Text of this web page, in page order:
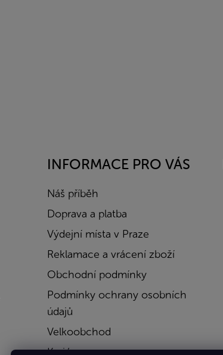
INFORMACE PRO VÁS
Náš příběh
Doprava a platba
Výdejní místa v Praze
Reklamace a vrácení zboží
Obchodní podmínky
Podmínky ochrany osobních
údajů
Velkoobchod
Kariéra